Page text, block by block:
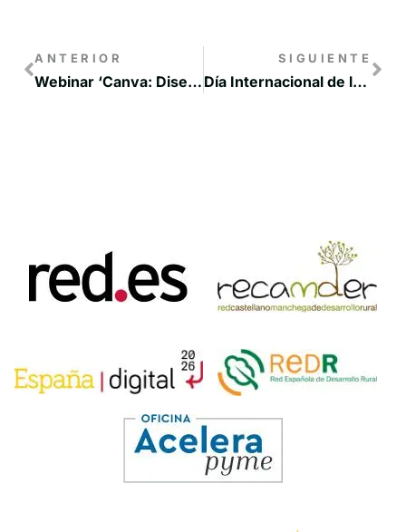
ANTERIOR
Webinar ‘Canva: Diseño gráfico para principiantes. Cómo crear tus creatividades’
SIGUIENTE
Día Internacional de la Mujer